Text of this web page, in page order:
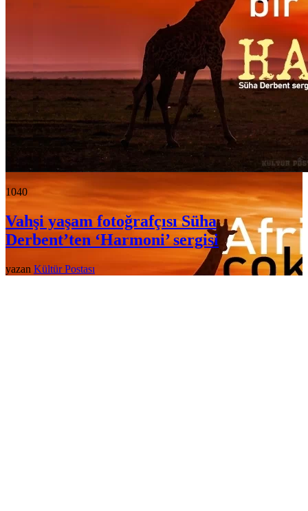
1040
Vahşi yaşam fotoğrafçısı Süha
Derbent’ten ‘Harmoni’ sergisi
yazan Kültür Postası